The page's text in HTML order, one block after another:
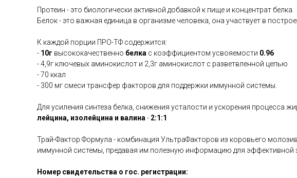
Протеин - это биологически активной добавкой к пище и концентрат белка.
Белок - это важная единица в организме человека, она участвует в
К каждой порции ПРО-ТФ содержится:
- 10г высококачественно белка с коэффициентом усвояемости 0.96
- 4,9г ключевых аминокислот и 2,3г аминокислот с разветвленной цепью
- 70 ккал
- 300 мг смеси трансфер факторов для поддержки иммунной системы.
Для усиления синтеза белка, снижения усталости и ускорения
лейцина, изолейцина и валина - 2:1:1
Трай-Фактор Формула - комбинация УльтраФакторов из коровьего
иммунной системы, предавая им полезную информацию для эффективной
Номер свидетельства о гос. регистрации: